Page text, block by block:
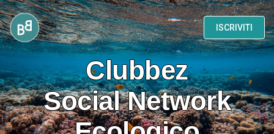
ISCRIVITI
Clubbez
Social Network